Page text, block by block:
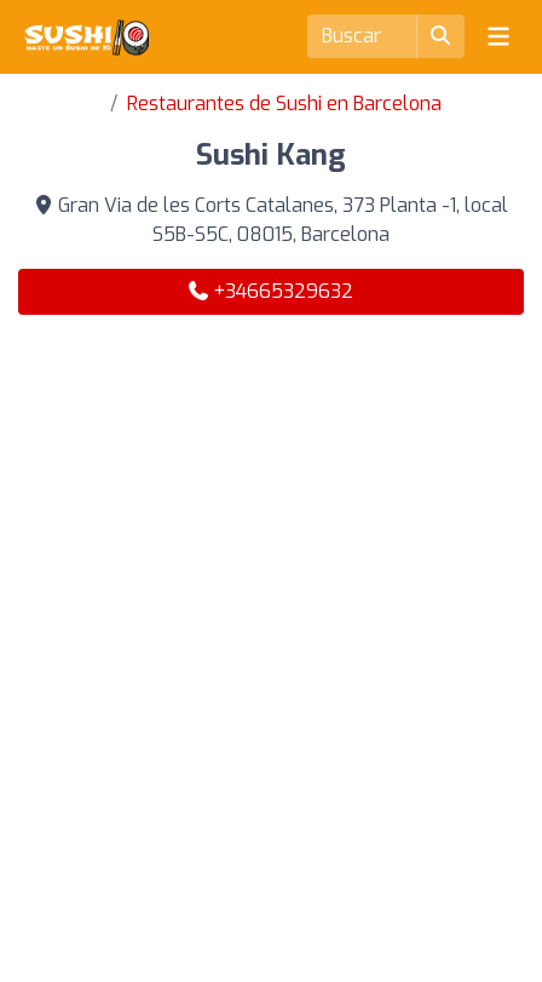
Restaurantes de Sushi en Barcelona
Sushi Kang
Gran Via de les Corts Catalanes, 373 Planta -1, local
S5B-S5C, 08015, Barcelona
+34665329632